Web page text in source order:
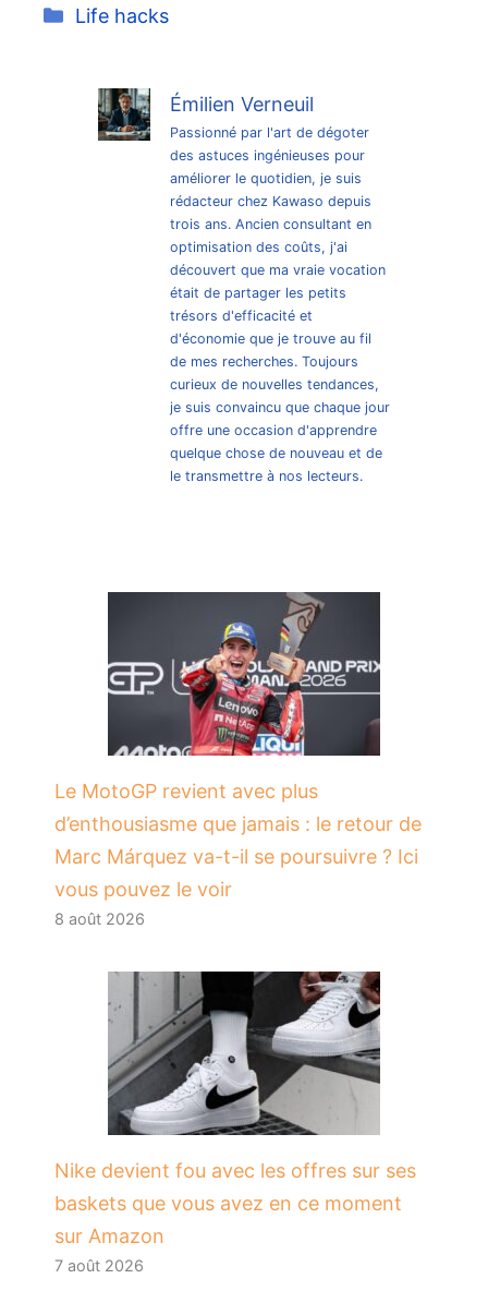
Catégories
Life hacks
Émilien Verneuil
Passionné par l'art de dégoter
des astuces ingénieuses pour
améliorer le quotidien, je suis
rédacteur chez Kawaso depuis
trois ans. Ancien consultant en
optimisation des coûts, j'ai
découvert que ma vraie vocation
était de partager les petits
trésors d'efficacité et
d'économie que je trouve au fil
de mes recherches. Toujours
curieux de nouvelles tendances,
je suis convaincu que chaque jour
offre une occasion d'apprendre
quelque chose de nouveau et de
le transmettre à nos lecteurs.
Le MotoGP revient avec plus
d’enthousiasme que jamais : le retour de
Marc Márquez va-t-il se poursuivre ? Ici
vous pouvez le voir
8 août 2026
Nike devient fou avec les offres sur ses
baskets que vous avez en ce moment
sur Amazon
7 août 2026